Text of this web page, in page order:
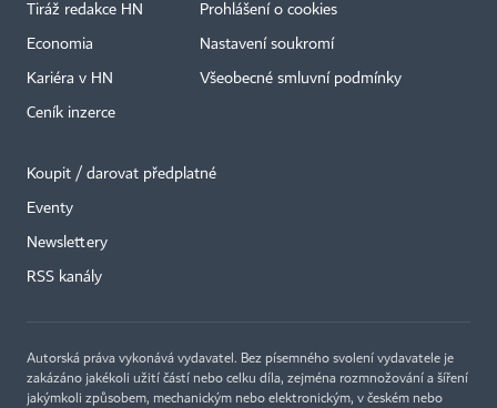
Tiráž redakce HN
Economia
Kariéra v HN
Ceník inzerce
Prohlášení o cookies
Nastavení soukromí
Všeobecné smluvní podmínky
Koupit / darovat předplatné
Eventy
Newslettery
RSS kanály
Autorská práva vykonává vydavatel. Bez písemného svolení vydavatele je
zakázáno jakékoli užití částí nebo celku díla, zejména rozmnožování a šíření
jakýmkoli způsobem, mechanickým nebo elektronickým, v českém nebo